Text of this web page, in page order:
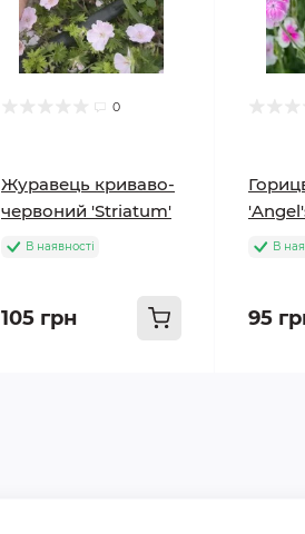
0
Журавець криваво-
червоний 'Striatum'
В наявності
105 грн
В
95